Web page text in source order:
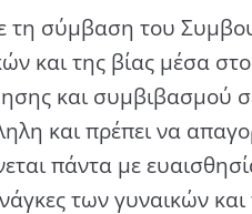
σύμβαση του
και της βίας μέσα
και συμβιβασμού
και πρέπει να
πάντα με
των γυναικών